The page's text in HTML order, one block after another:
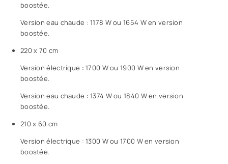
boostée.
Version eau chaude : 1178 W ou 1654 W en version
boostée.
220 x 70 cm
Version électrique : 1700 W ou 1900 W en version
boostée.
Version eau chaude : 1374 W ou 1840 W en version
boostée.
210 x 60 cm
Version électrique : 1300 W ou 1700 W en version
boostée.